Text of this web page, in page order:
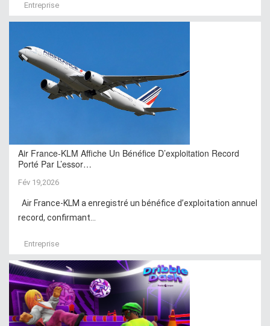
Entreprise
Air France-KLM Affiche Un Bénéfice D’exploitation Record
Porté Par L’essor…
Fév 19,2026
Air France-KLM a enregistré un bénéfice d’exploitation annuel
record, confirmant...
Entreprise